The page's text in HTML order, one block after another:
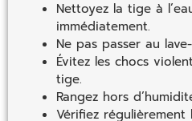
Nettoyez la tige à
immédiatement.
Ne pas passer au
Évitez les chocs
tige.
Rangez hors
Vérifiez